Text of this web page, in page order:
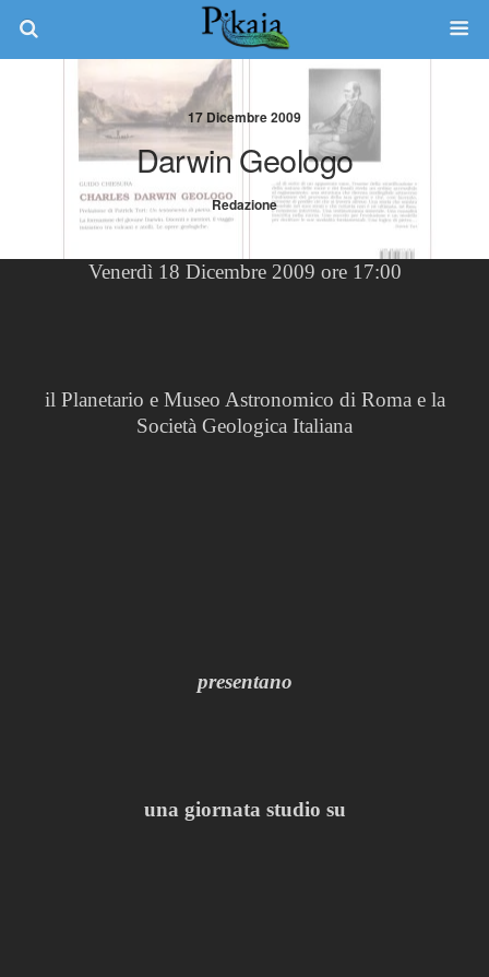
17 Dicembre 2009
Darwin Geologo
Redazione
Venerdì 18 Dicembre 2009 ore 17:00
il Planetario e Museo Astronomico di Roma e la
Società Geologica Italiana
presentano
una giornata studio su